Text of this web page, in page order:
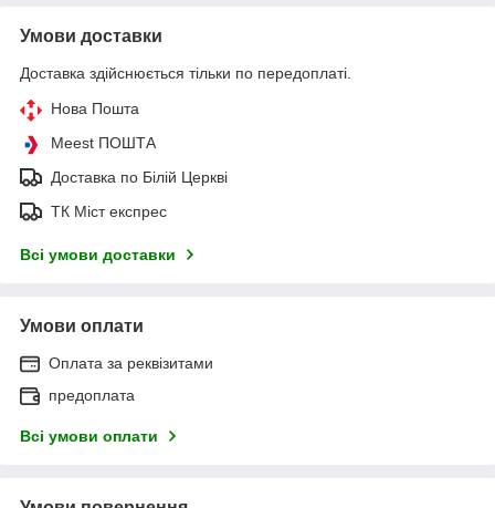
Умови доставки
Доставка здійснюється тільки по передоплаті.
Нова Пошта
Meest ПОШТА
Доставка по Білій Церкві
ТК Міст експрес
Всі умови доставки
Умови оплати
Оплата за реквізитами
предоплата
Всі умови оплати